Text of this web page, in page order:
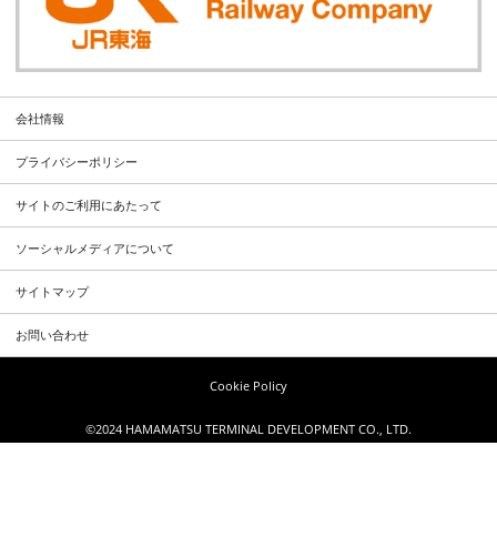
会社情報
プライバシーポリシー
サイトのご利用にあたって
ソーシャルメディアについて
サイトマップ
お問い合わせ
Cookie Policy
©2024 HAMAMATSU TERMINAL DEVELOPMENT CO., LTD.